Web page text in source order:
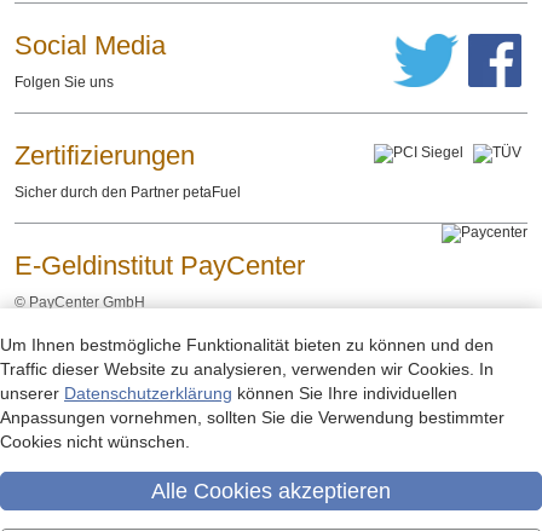
Social Media
Folgen Sie uns
Zertifizierungen
Sicher durch den Partner petaFuel
E-Geldinstitut PayCenter
© PayCenter GmbH
Impressum - Datenschutzerklärung - Rechtliche Hinweise
Um Ihnen bestmögliche Funktionalität bieten zu können und den
Traffic dieser Website zu analysieren, verwenden wir Cookies. In
unserer Datenschutzerklärung können Sie Ihre individuellen
Anpassungen vornehmen, sollten Sie die Verwendung bestimmter
Cookies nicht wünschen.
Alle Cookies akzeptieren